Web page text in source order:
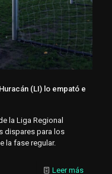
(LI) lo empató e
la Liga Regional
dispares para los
la fase regular.
Leer más